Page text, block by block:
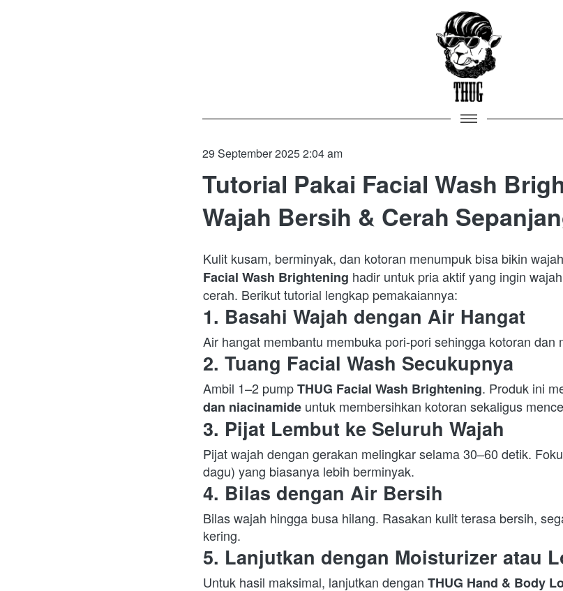
29 September 2025 2:04 am
Tutorial Pakai Facial Wash
Wajah Bersih & Cerah
Kulit kusam, berminyak, dan kotoran menumpuk bisa bikin
Facial Wash Brightening hadir untuk pria aktif yang ingin
cerah. Berikut tutorial lengkap pemakaiannya:
1. Basahi Wajah dengan Air Hangat
2. Tuang Facial Wash Secukupnya
Ambil 1–2 pump THUG Facial Wash Brightening. Produk ini
dan niacinamide untuk membersihkan kotoran sekaligus
3. Pijat Lembut ke Seluruh Wajah
Pijat wajah dengan gerakan melingkar selama 30–60 detik.
dagu) yang biasanya lebih berminyak.
4. Bilas dengan Air Bersih
Bilas wajah hingga busa hilang. Rasakan kulit terasa bersih,
kering.
5. Lanjutkan dengan Moisturizer atau
Untuk hasil maksimal, lanjutkan dengan THUG Hand & Body